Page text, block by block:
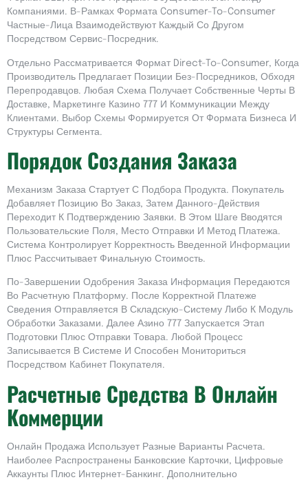
Компаниями. В-Рамках Формата Consumer-To-Consumer
Частные-Лица Взаимодействуют Каждый Со Другом
Посредством Сервис-Посредник.
Отдельно Рассматривается Формат Direct-To-Consumer, Когда
Производитель Предлагает Позиции Без-Посредников, Обходя
Перепродавцов. Любая Схема Получает Собственные Черты В
Доставке, Маркетинге Казино 777 И Коммуникации Между
Клиентами. Выбор Схемы Формируется От Формата Бизнеса И
Структуры Сегмента.
Порядок Создания Заказа
Механизм Заказа Стартует С Подбора Продукта. Покупатель
Добавляет Позицию Во Заказ, Затем Данного-Действия
Переходит К Подтверждению Заявки. В Этом Шаге Вводятся
Пользовательские Поля, Место Отправки И Метод Платежа.
Система Контролирует Корректность Введенной Информации
Плюс Рассчитывает Финальную Стоимость.
По-Завершении Одобрения Заказа Информация Передаются
Во Расчетную Платформу. После Корректной Платеже
Сведения Отправляется В Складскую-Систему Либо К Модуль
Обработки Заказами. Далее Азино 777 Запускается Этап
Подготовки Плюс Отправки Товара. Любой Процесс
Записывается В Системе И Способен Мониториться
Посредством Кабинет Покупателя.
Расчетные Средства В Онлайн
Коммерции
Онлайн Продажа Использует Разные Варианты Расчета.
Наиболее Распространены Банковские Карточки, Цифровые
Аккаунты Плюс Интернет-Банкинг. Дополнительно